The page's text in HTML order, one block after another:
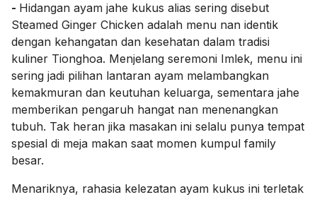
- Hidangan ayam jahe kukus alias sering disebut
Steamed Ginger Chicken adalah menu nan identik
dengan kehangatan dan kesehatan dalam tradisi
kuliner Tionghoa. Menjelang seremoni Imlek, menu ini
sering jadi pilihan lantaran ayam melambangkan
kemakmuran dan keutuhan keluarga, sementara jahe
memberikan pengaruh hangat nan menenangkan
tubuh. Tak heran jika masakan ini selalu punya tempat
spesial di meja makan saat momen kumpul family
besar.
Menariknya, rahasia kelezatan ayam kukus ini terletak